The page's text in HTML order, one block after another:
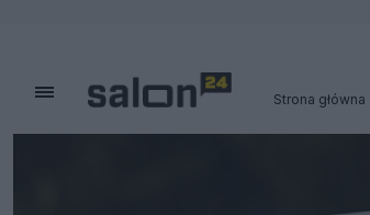
Strona główna